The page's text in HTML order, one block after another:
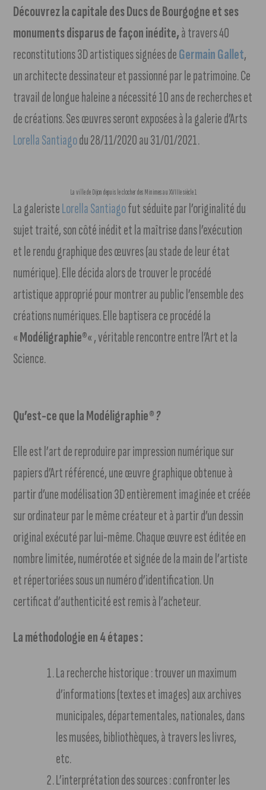
Découvrez la capitale des Ducs de Bourgogne et ses
monuments disparus de façon inédite,à travers 40
reconstitutions 3D artistiques signées deGermain Gallet,
un architecte dessinateur et passionné par le patrimoine. Ce
travail de longue haleine a nécessité 10 ans de recherches et
de créations. Ses œuvres seront exposées à la galerie d’Arts
Lorella Santiagodu 28/11/2020 au 31/01/2021.
La ville de Dijon depuis le clocher des Minimes au XVIIIe siècle 1
La galeristeLorella Santiagofut séduite par l’originalité du
sujet traité, son côté inédit et la maîtrise dans l’exécution
et le rendu graphique des œuvres (au stade de leur état
numérique). Elle décida alors de trouver le procédé
artistique approprié pour montrer au public l’ensemble des
créations numériques. Elle baptisera ce procédé la
«Modéligraphie®« , véritable rencontre entre l’Art et la
Science.
Qu’est-ce que la Modéligraphie® ?
Elle est l’art de reproduire par impression numérique sur
papiers d’Art référencé, une œuvre graphique obtenue à
partir d’une modélisation 3D entièrement imaginée et créée
sur ordinateur par le même créateur et à partir d’un dessin
original exécuté par lui-même. Chaque œuvre est éditée en
nombre limitée, numérotée et signée de la main de l’artiste
et répertoriées sous un numéro d’identification. Un
certificat d’authenticité est remis à l’acheteur.
La méthodologie en 4 étapes :
La recherche historique : trouver un maximum
d’informations (textes et images) aux archives
municipales, départementales, nationales, dans
les musées, bibliothèques, à travers les livres,
etc.
L’interprétation des sources : confronter les